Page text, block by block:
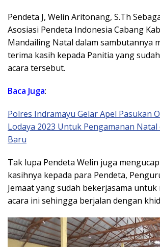
Pendeta J, Welin Aritonang, S.Th
Asosiasi Pendeta Indonesia Cabang
Mandailing Natal dalam sambutannya
terima kasih kepada Panitia yang
acara tersebut.
Baca Juga:
Polres Indramayu Gelar Apel Pasukan
Lodaya 2023 Untuk Pengamanan
Baru
Tak lupa Pendeta Welin juga
kasihnya kepada para Pendeta,
Jemaat yang sudah bekerjasama
acara ini sehingga berjalan dengan